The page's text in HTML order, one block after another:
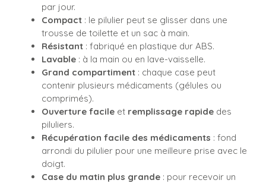
par jour.
Compact : le pilulier peut se glisser dans une
trousse de toilette et un sac à main.
Résistant : fabriqué en plastique dur ABS.
Lavable : à la main ou en lave-vaisselle.
Grand compartiment : chaque case peut
contenir plusieurs médicaments (gélules ou
comprimés).
Ouverture facile et remplissage rapide des
piluliers.
Récupération facile des médicaments : fond
arrondi du pilulier pour une meilleure prise avec le
doigt.
Case du matin plus grande : pour recevoir un